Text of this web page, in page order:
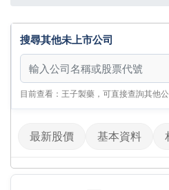
搜尋其他未上市公司
搜尋其他未上市公司
目前查看：王子製藥，可直接查詢其他
最新股價 基本資料